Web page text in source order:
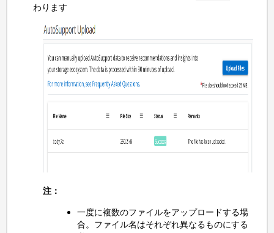
わります
注：
一度に複数のファイルをアップロードする場
合。ファイル名はそれぞれ異なるものにする